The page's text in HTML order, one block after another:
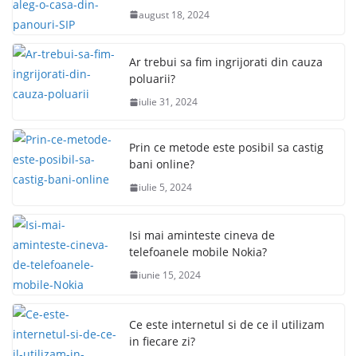
august 18, 2024
Ar trebui sa fim ingrijorati din cauza
poluarii?
iulie 31, 2024
Prin ce metode este posibil sa castig
bani online?
iulie 5, 2024
Isi mai aminteste cineva de
telefoanele mobile Nokia?
iunie 15, 2024
Ce este internetul si de ce il utilizam
in fiecare zi?